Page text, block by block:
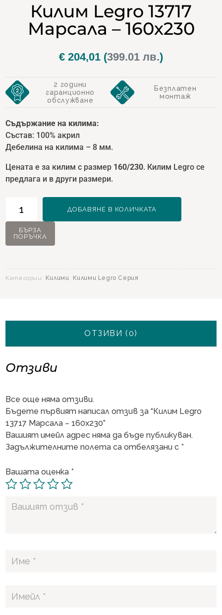
Килим Legro 13717
Марсала – 160х230
€ 204,01 (399.01 лв.)
2 години
гаранционно
обслужване
Безплатен
монтаж
Съдържание на килима:
Състав: 100% акрил
Дебелина на килима – 8 мм.
Цената е за килим с размер 160/230. Килим Legro се
предлага и в други размери.
Килим
Legro
-
ДОБАВЯНЕ В КОЛИЧКАТА
БЪРЗА
ПОРЪЧКА
Категории: Килими, Килими Legro Серия
ОТЗИВИ (0)
Отзиви
Все още няма отзиви.
Бъдете първият написал отзив за “Килим Legro
13717 Марсала – 160х230”
Вашият имейл адрес няма да бъде публикуван.
Задължителните полета са отбелязани с *
Вашата оценка *